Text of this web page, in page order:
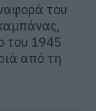
του
του 1945
από τη